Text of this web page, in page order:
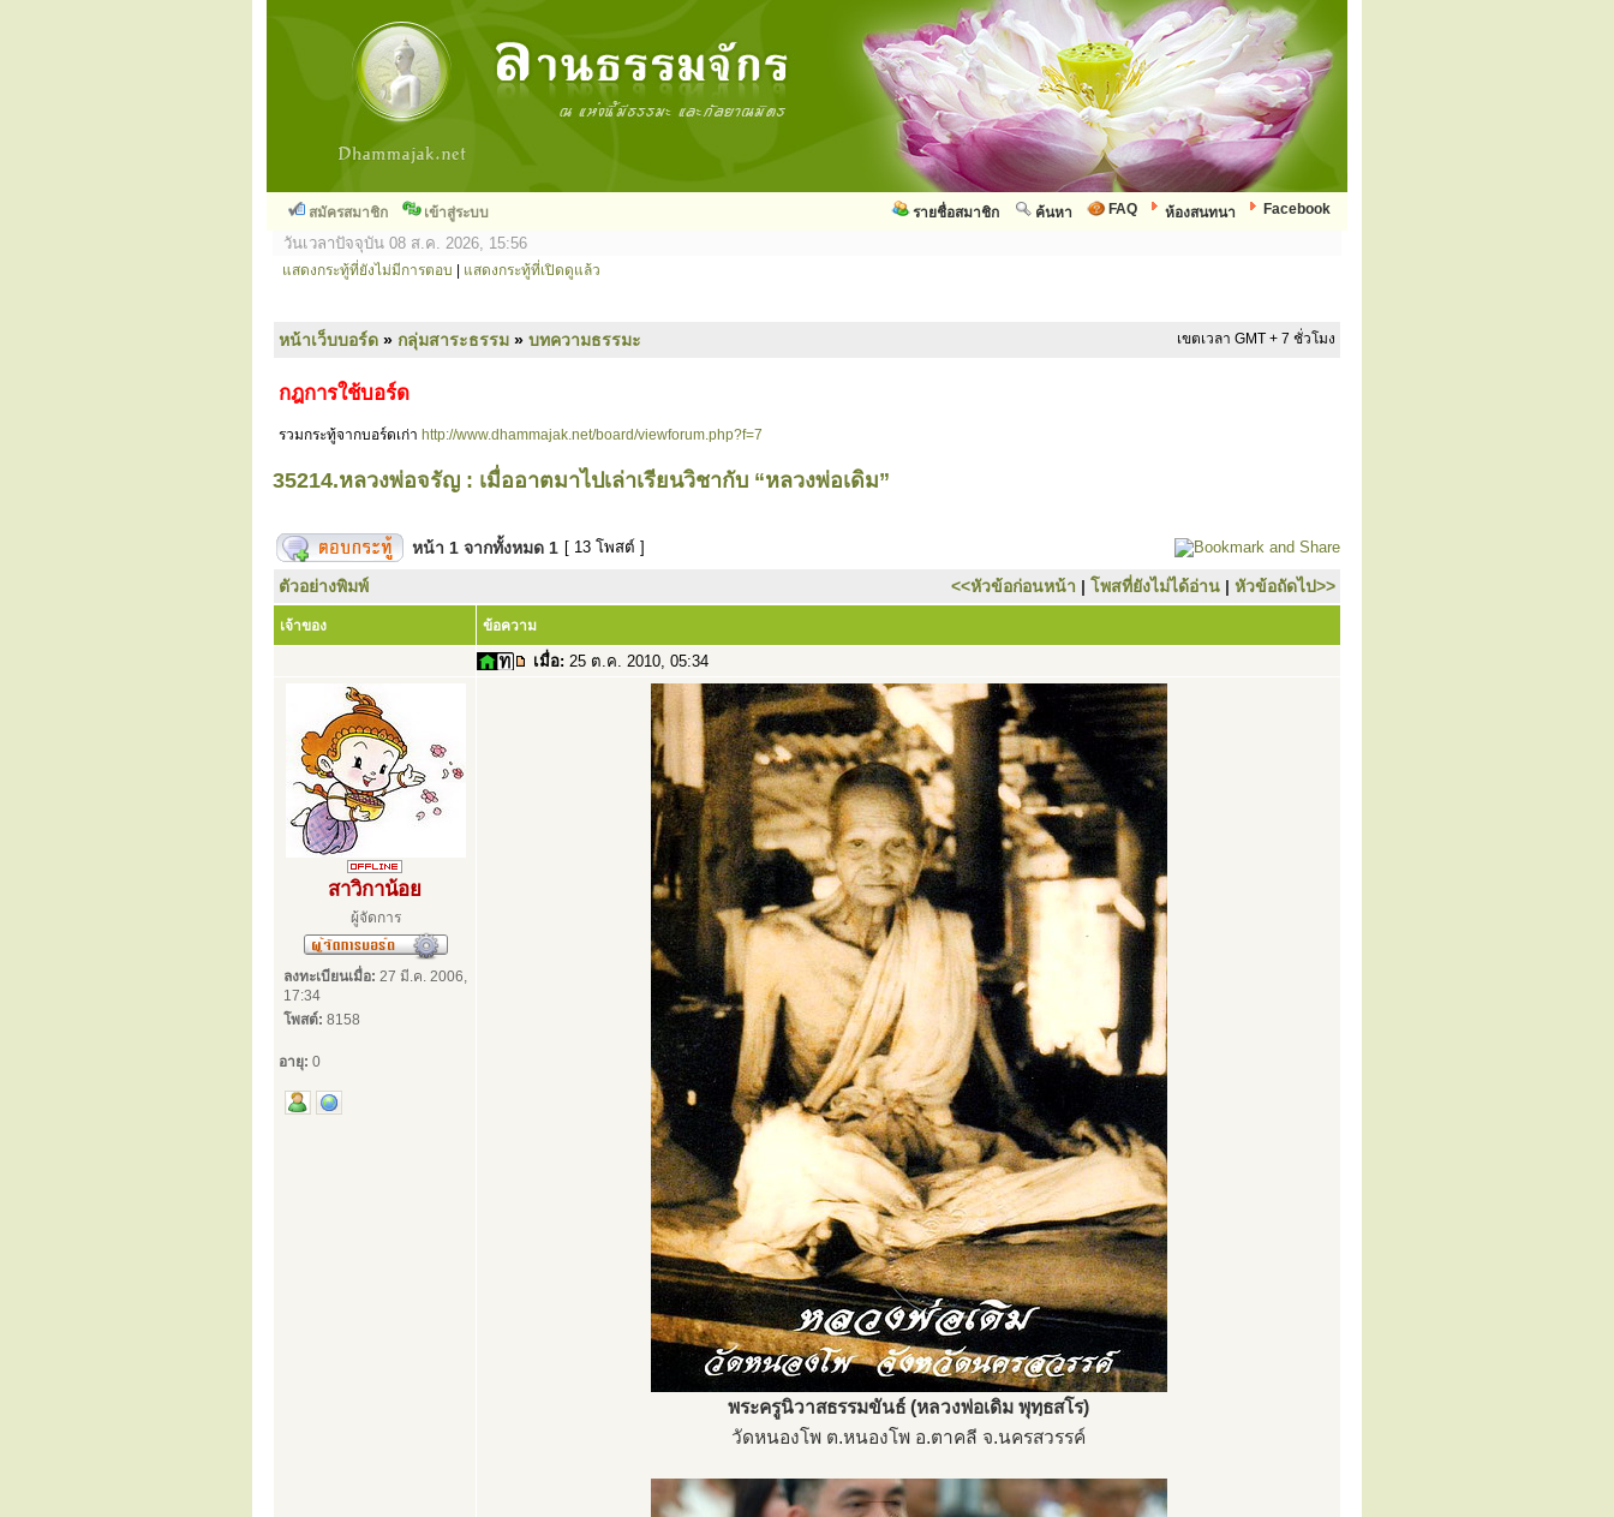
สมัครสมาชิก เข้าสู่ระบบ Facebook
ห้องสนทนา
FAQ
ค้นหา
รายชื่อสมาชิก
วันเวลาปัจจุบัน 08 ส.ค. 2026, 15:56
แสดงกระทู้ที่ยังไม่มีการตอบ แสดงกระทู้ที่เปิดดูแล้ว
หน้าเว็บบอร์ด » กลุ่มสาระธรรม » บทความธรรมะ เขตเวลา GMT + 7 ชั่วโมง
กฎการใช้บอร์ด
รวมกระทู้จากบอร์ดเก่า http://www.dhammajak.net/board/viewforum.php?f=7
35214.หลวงพ่อจรัญ : เมื่ออาตมาไปเล่าเรียนวิชากับ “หลวงพ่อเดิม”
หน้า 1 จากทั้งหมด 1 [ 13 โพสต์ ]
ตัวอย่างพิมพ์ <<หัวข้อก่อนหน้า | โพสที่ยังไม่ได้อ่าน | หัวข้อถัดไป>>
เจ้าของ ข้อความ
เมื่อ: 25 ต.ค. 2010, 05:34
สาวิกาน้อย
ผู้จัดการ
ลงทะเบียนเมื่อ: 27 มี.ค. 2006,
17:34
โพสต์: 8158
อายุ: 0
พระครูนิวาสธรรมขันธ์ (หลวงพ่อเดิม พุทฺธสโร)
วัดหนองโพ ต.หนองโพ อ.ตาคลี จ.นครสวรรค์